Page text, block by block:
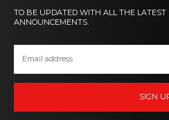
TO BE UPDATED WITH ALL THE LATEST
ANNOUNCEMENTS.
SIGN